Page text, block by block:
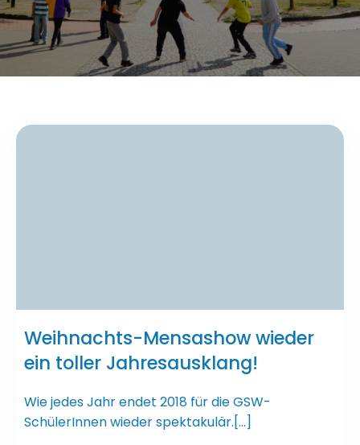
Weihnachts-Mensashow wieder
ein toller Jahresausklang!
Wie jedes Jahr endet 2018 für die GSW-
SchülerInnen wieder spektakulär.[…]